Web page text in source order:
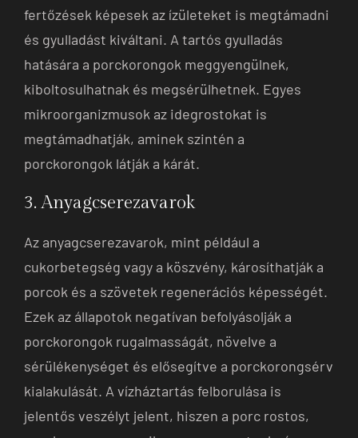
fertőzések képesek az ízületeket is megtámadni
és gyulladást kiváltani. A tartós gyulladás
hatására a porckorongok meggyengülnek,
kiboltosulhatnak és megsérülhetnek. Egyes
mikroorganizmusok az idegrostokat is
megtámadhatják, aminek szintén a
porckorongok látják a kárát.
3. Anyagcserezavarok
Az anyagcserezavarok, mint például a
cukorbetegség vagy a köszvény, károsíthatják a
porcok és a szövetek regenerációs képességét.
Ezek az állapotok negatívan befolyásolják a
porckorongok rugalmasságát, növelve a
sérülékenységet és elősegítve a porckorongsérv
kialakulását. A vízháztartás felborulása is
jelentős veszélyt jelent, hiszen a porc rostos,